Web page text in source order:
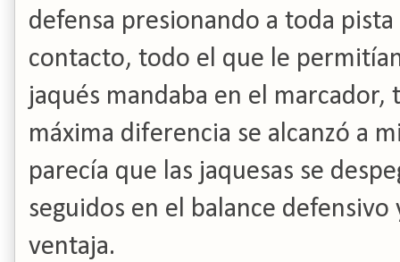
defensa presionando a toda
contacto, todo el que le
jaqués mandaba en el
máxima diferencia se alcanzó a
parecía que las jaquesas se
seguidos en el balance
ventaja.